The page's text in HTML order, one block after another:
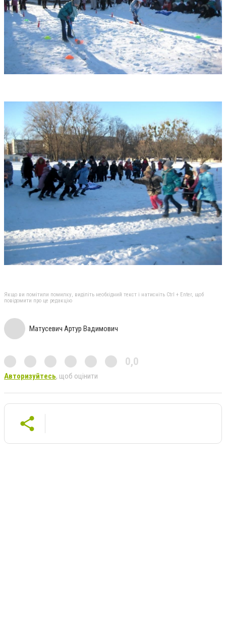
Якщо ви помітили помилку, виділіть необхідний текст і натисніть Ctrl + Enter, щоб
повідомити про це редакцію
Матусевич Артур Вадимович
0,0
Авторизуйтесь, щоб оцінити